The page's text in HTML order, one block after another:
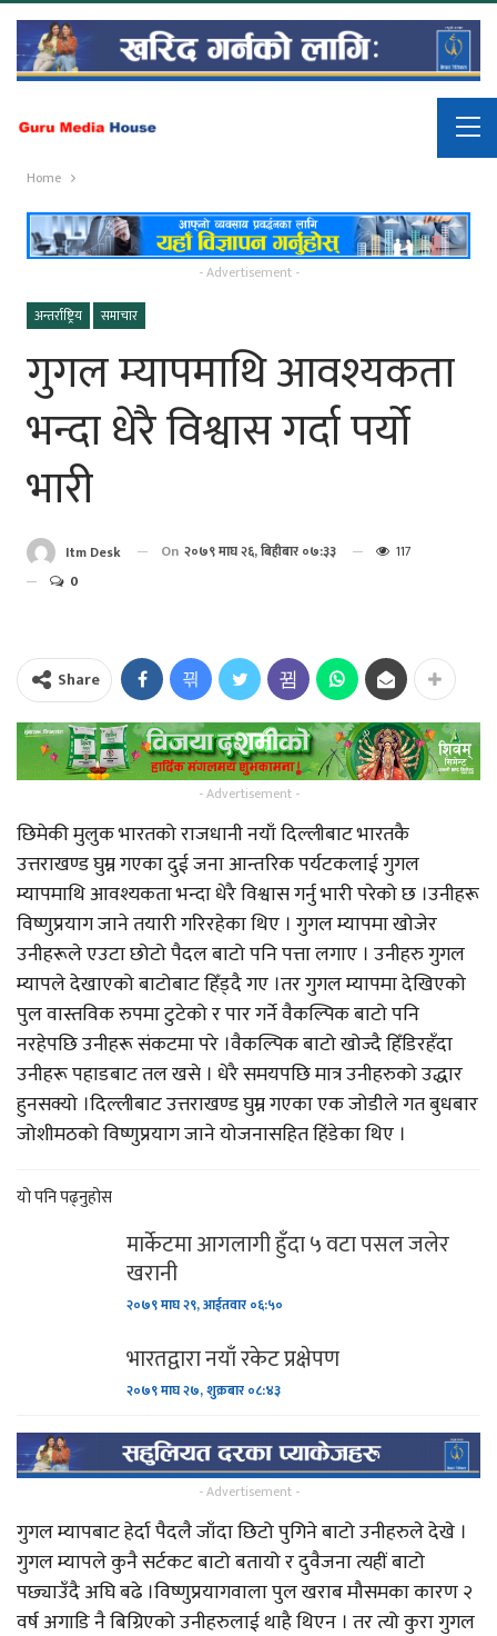
Home
- Advertisement -
अन्तर्राष्ट्रिय
समाचार
गुगल म्यापमाथि आवश्यकता
भन्दा धेरै विश्वास गर्दा पर्यो
भारी
Itm Desk On २०७९ माघ २६, बिहीबार ०७:३३
117
0
Share
- Advertisement -
छिमेकी मुलुक भारतको राजधानी नयाँ दिल्लीबाट भारतकै
उत्तराखण्ड घुम्न गएका दुई जना आन्तरिक पर्यटकलाई गुगल
म्यापमाथि आवश्यकता भन्दा धेरै विश्वास गर्नु भारी परेको छ ।उनीहरू
विष्णुप्रयाग जाने तयारी गरिरहेका थिए । गुगल म्यापमा खोजेर
उनीहरूले एउटा छोटो पैदल बाटो पनि पत्ता लगाए । उनीहरु गुगल
म्यापले देखाएको बाटोबाट हिँड्दै गए ।तर गुगल म्यापमा देखिएको
पुल वास्तविक रुपमा टुटेको र पार गर्ने वैकल्पिक बाटो पनि
नरहेपछि उनीहरू संकटमा परे ।वैकल्पिक बाटो खोज्दै हिँडिरहँदा
उनीहरू पहाडबाट तल खसे । धेरै समयपछि मात्र उनीहरुको उद्धार
हुनसक्यो ।दिल्लीबाट उत्तराखण्ड घुम्न गएका एक जोडीले गत बुधबार
जोशीमठको विष्णुप्रयाग जाने योजनासहित हिंडेका थिए ।
यो पनि पढ्नुहोस
मार्केटमा आगलागी हुँदा ५ वटा पसल जलेर
खरानी
२०७९ माघ २९, आईतवार ०६:५०
भारतद्वारा नयाँ रकेट प्रक्षेपण
२०७९ माघ २७, शुक्रबार ०८:४३
- Advertisement -
गुगल म्यापबाट हेर्दा पैदलै जाँदा छिटो पुगिने बाटो उनीहरुले देखे ।
गुगल म्यापले कुनै सर्टकट बाटो बतायो र दुवैजना त्यहीं बाटो
पछ्याउँदै अघि बढे ।विष्णुप्रयागवाला पुल खराब मौसमका कारण २
वर्ष अगाडि नै बिग्रिएको उनीहरुलाई थाहै थिएन । तर त्यो कुरा गुगल